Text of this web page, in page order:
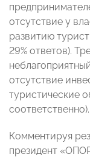
отсутствие у
развитию
29% ответов).
отсутствие
туристические
соответственно).
Комментируя
президент